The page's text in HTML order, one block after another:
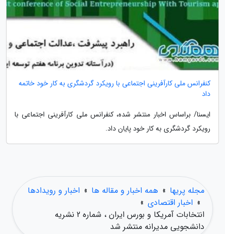
کنفرانس ملی کارآفرینی اجتماعی با رویکرد گردشگری به کار خود خاتمه
داد
ایسنا/ براساس اخبار منتشر شده، کنفرانس ملی کارآفرینی اجتماعی با
رویکرد گردشگری به کار خود پایان داد.
مجله پریها » همه اخبار و مقاله ها » اخبار و رویدادها
» اخبار اقتصادی »
انتخابات آمریکا و بورس ایران ، شماره 2 نشریه
دانشجویی مدیرانه منتشر شد